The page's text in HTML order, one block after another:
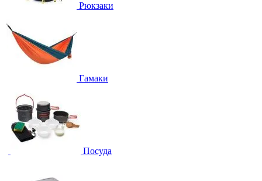
Рюкзаки
Гамаки
Посуда